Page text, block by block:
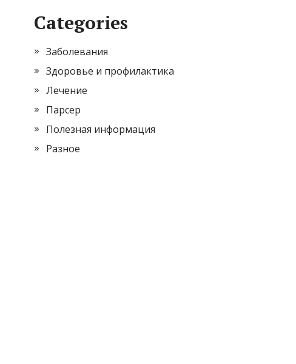
Categories
Заболевания
Здоровье и профилактика
Лечение
Парсер
Полезная информация
Разное